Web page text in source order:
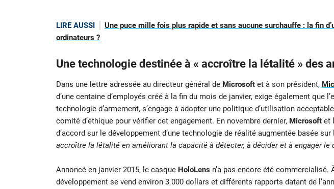
LIRE AUSSI
Une puce mille fois plus rapide et sans aucune surchauffe : la fin
ordinateurs ?
Une technologie destinée à « accroître la létalité » des
Dans une lettre adressée au directeur général de Microsoftet à son président,
d’une centaine d’employés créé à la fin du mois de janvier, exige également que
technologie d’armement, s’engage à adopter une politique d’utilisation
comité d’éthique pour vérifier cet engagement. En novembre dernier, Microsoftet
d’accord sur le développement d’une technologie de réalité augmentée basée
accroître la létalité en améliorant la capacité à détecter, à décider et à engager le
Annoncé en janvier 2015, le casque HoloLensn’a pas encore été commercialisé.
développement se vend environ 3 000 dollars et différents rapports datant de